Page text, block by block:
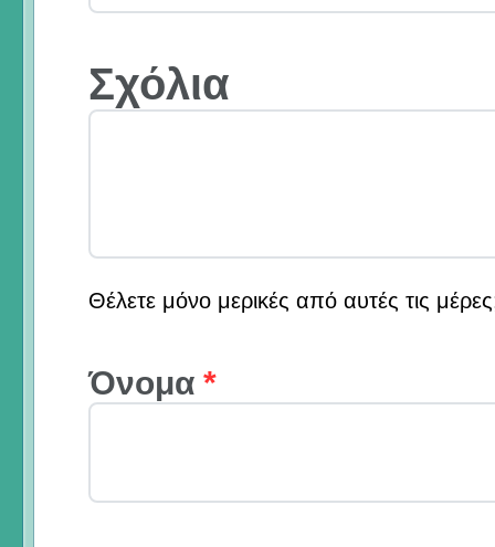
Σχόλια
Θέλετε μόνο μερικές από αυτές τις
Όνομα *